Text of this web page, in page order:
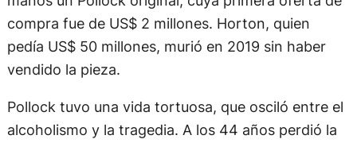
compra fue de US$ 2 millones. Horton, quien
pedía US$ 50 millones, murió en 2019 sin haber
vendido la pieza.
Pollock tuvo una vida tortuosa, que osciló entre el
alcoholismo y la tragedia. A los 44 años perdió la